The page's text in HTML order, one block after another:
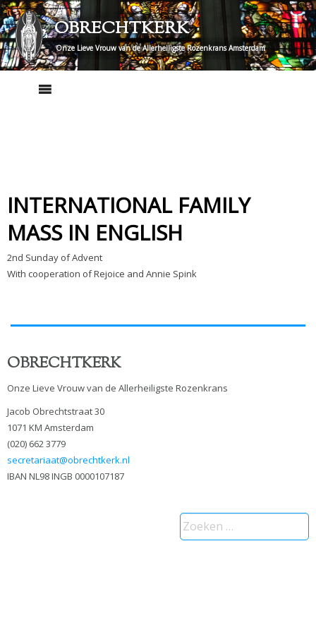
Skip
to
content
OBRECHTKERK
Onze Lieve Vrouw van de Allerheiligste Rozenkrans Amsterdam
INTERNATIONAL FAMILY
MASS IN ENGLISH
2nd Sunday of Advent
With cooperation of Rejoice and Annie Spink
OBRECHTKERK
Onze Lieve Vrouw van de Allerheiligste Rozenkrans
Jacob Obrechtstraat 30
1071 KM Amsterdam
(020) 662 3779
secretariaat@obrechtkerk.nl
IBAN NL98 INGB 0000107187
Zoeken
naar: